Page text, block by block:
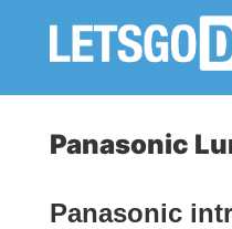
Panasonic
Panasonic